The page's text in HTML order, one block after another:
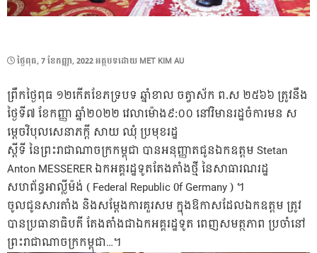
POSTED
ថ្ងៃ​ពុធ, 7 ខែ​កញ្ញា, 2022អត្ថបទដោយ MET KIM AU
ព្រឹកថ្ងៃពុធ ១២កើតខែភទ្របទ ឆ្នាំខាល ចត្វាស័ក ព.ស ២៥៦៦ ត្រូវនឹង
ថ្ងៃទី៧ ខែកញ្ញា ឆ្នាំ២០២២ វេលាម៉ោង៩:០០ នៅវិមានរដ្ឋចំការមន ស
ម្តេចវិបុលសេនាភក្តី សាយ ឈុំ ប្រមុខរដ្ឋ
ស្តីទី នៃព្រះរាជាណាចក្រកម្ពុជា បានអនុញ្ញាតជូនឯកឧត្តម Stetan
Anton MESSERER ឯកអគ្គរដ្ឋទូតតែងតាំងថ្មី នៃសាធារណរដ្ឋ
សហព័ន្ធអាល្លីម៉ង់ ( Federal Republic 0f Germany ) ។
ចូលជូនសារតាំង និងសម្តែងការគួរសម ក្នុងឱកាសដែលឯកឧត្តម ត្រូវ
បានប្រធានាធិបតី តែងតាំងជាឯកអគ្គរដ្ឋទូត ពេញសមត្ថភាព ប្រចាំនៅ
ព្រះរាជាណាចក្រកម្ពុជា…។